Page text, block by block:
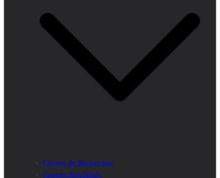
Centres de Recherches
Centres Spécialisés